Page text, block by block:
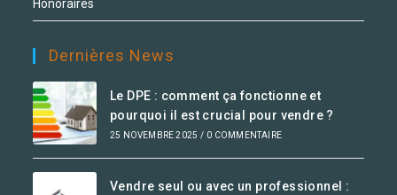
Honoraires
Dernières News
Le DPE : comment ça fonctionne et
pourquoi il est crucial pour vendre ?
25 NOVEMBRE 2025 / 0 COMMENTAIRE
Vendre seul ou avec un professionnel :